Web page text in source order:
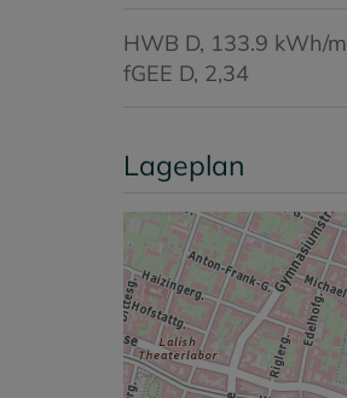
HWB D, 133.9 kWh/m
fGEE D, 2,34
Lageplan